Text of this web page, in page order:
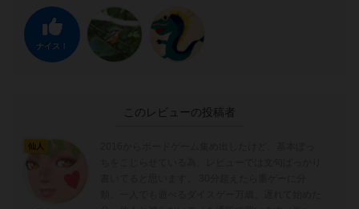
ナイス！
このレビューの投稿者
仙人